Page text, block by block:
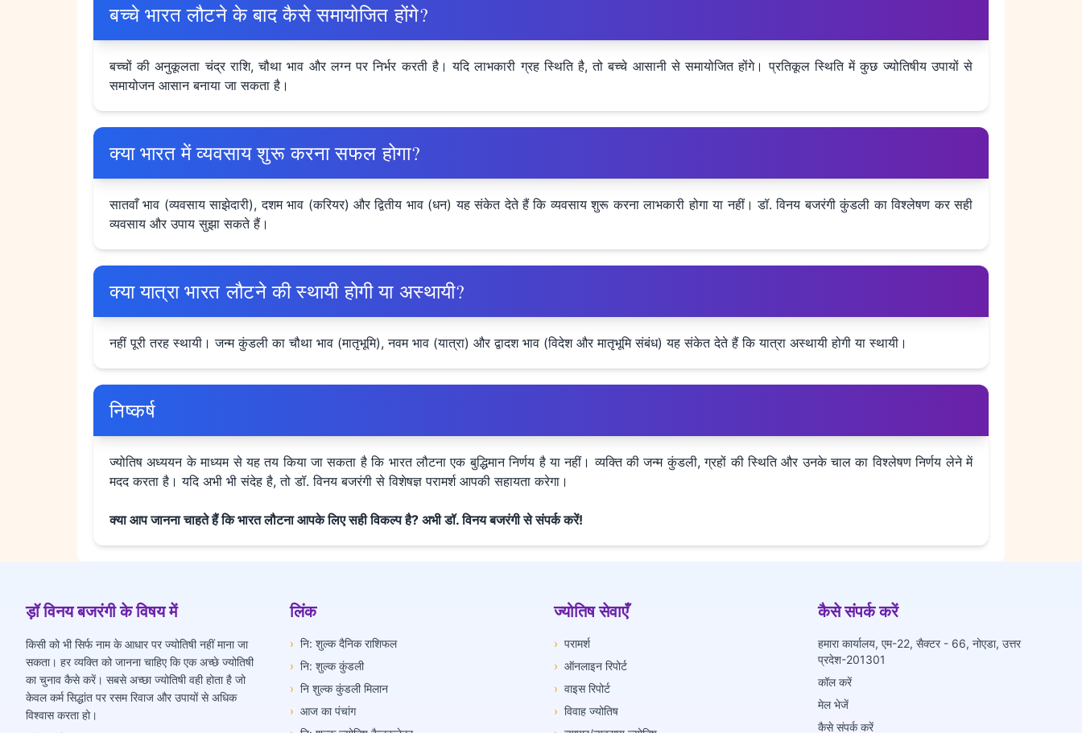
बच्चे भारत लौटने के बाद कैसे समायोजित होंगे?
बच्चों की अनुकूलता चंद्र राशि, चौथा भाव और लग्न पर निर्भर करती है। यदि लाभकारी ग्रह स्थिति है, तो बच्चे आसानी से समायोजित होंगे। प्रतिकूल स्थिति में कुछ ज्योतिषीय उपायों से
समायोजन आसान बनाया जा सकता है।
क्या भारत में व्यवसाय शुरू करना सफल होगा?
सातवाँ भाव (व्यवसाय साझेदारी), दशम भाव (करियर) और द्वितीय भाव (धन) यह संकेत देते हैं कि व्यवसाय शुरू करना लाभकारी होगा या नहीं। डॉ. विनय बजरंगी कुंडली का विश्लेषण कर सही
व्यवसाय और उपाय सुझा सकते हैं।
क्या यात्रा भारत लौटने की स्थायी होगी या अस्थायी?
नहीं पूरी तरह स्थायी। जन्म कुंडली का चौथा भाव (मातृभूमि), नवम भाव (यात्रा) और द्वादश भाव (विदेश और मातृभूमि संबंध) यह संकेत देते हैं कि यात्रा अस्थायी होगी या स्थायी।
निष्कर्ष
ज्योतिष अध्ययन के माध्यम से यह तय किया जा सकता है कि भारत लौटना एक बुद्धिमान निर्णय है या नहीं। व्यक्ति की जन्म कुंडली, ग्रहों की स्थिति और उनके चाल का विश्लेषण निर्णय लेने में
मदद करता है। यदि अभी भी संदेह है, तो डॉ. विनय बजरंगी से विशेषज्ञ परामर्श आपकी सहायता करेगा।
क्या आप जानना चाहते हैं कि भारत लौटना आपके लिए सही विकल्प है? अभी डॉ. विनय बजरंगी से संपर्क करें!
ड़ॉ विनय बजरंगी के विषय में
किसी को भी सिर्फ नाम के आधार पर ज्योतिषी नहीं माना जा
सकता। हर व्यक्ति को जानना चाहिए कि एक अच्छे ज्योतिषी
का चुनाव कैसे करें। सबसे अच्छा ज्योतिषी वही होता है जो
केवल कर्म सिद्धांत पर रसम रिवाज और उपायों से अधिक
विश्वास करता हो।
लिंक
› नि: शुल्क दैनिक राशिफल
› नि: शुल्क कुंडली
› नि शुल्क कुंडली मिलान
› आज का पंचांग
ज्योतिष सेवाएँ
› परामर्श
› ऑनलाइन रिपोर्ट
› वाइस रिपोर्ट
› विवाह ज्योतिष
कैसे संपर्क करें
हमारा कार्यालय, एम-22, सैक्टर - 66, नोएडा, उत्तर
प्रदेश-201301
कॉल करें
मेल भेजें
कैसे संपर्क करें